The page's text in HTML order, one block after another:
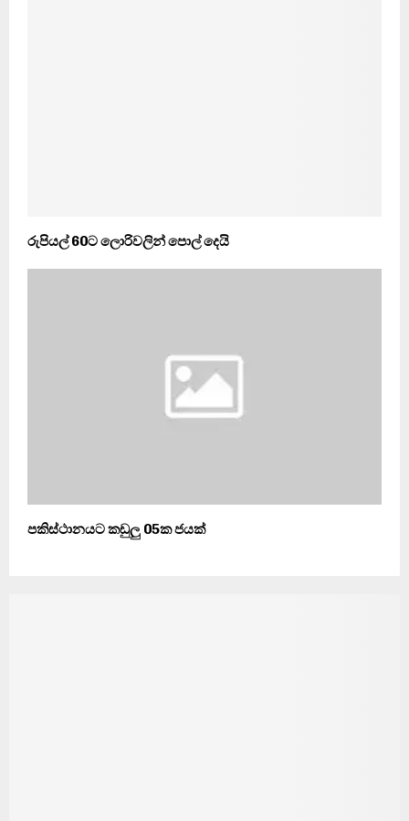
රුපියල් 60ට ලොරිවලින් පොල් දෙයි
පකිස්ථානයට කඩුලු 05ක ජයක්